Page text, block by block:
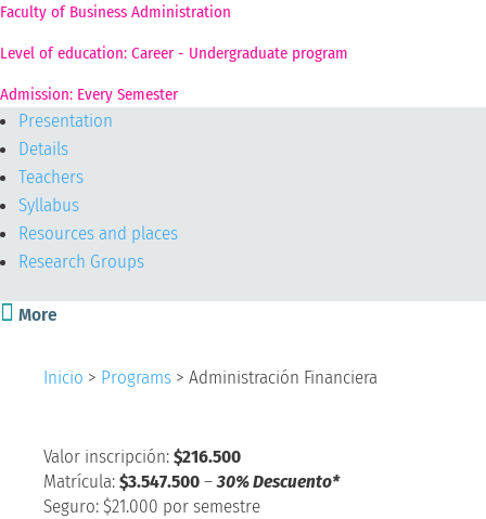
Faculty of Business Administration
Level of education: Career - Undergraduate program
Admission: Every Semester
Presentation
Details
Teachers
Syllabus
Resources and places
Research Groups
 More
Inicio > Programs > Administración Financiera
Valor inscripción:$216.500
Matrícula:$3.547.500–30% Descuento*
Seguro: $21.000 por semestre